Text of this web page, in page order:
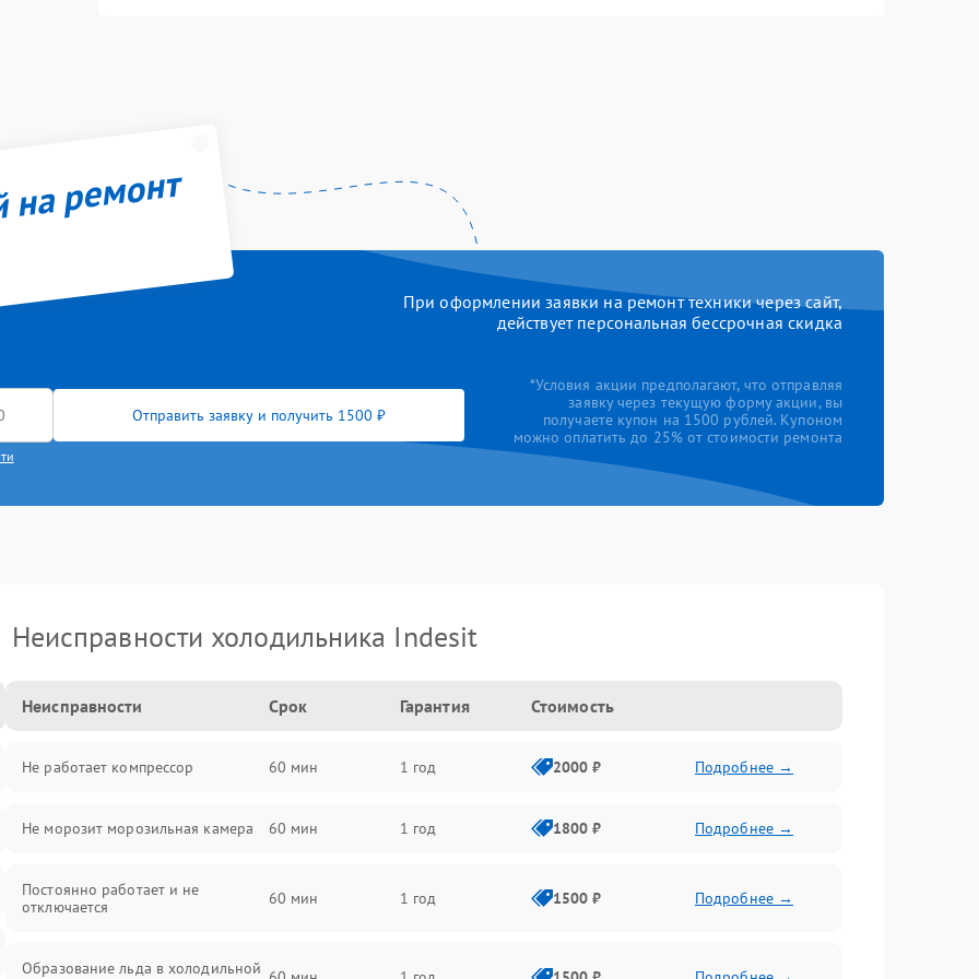
ремонт
При оформлении заявки на ремонт техники через сайт,
действует персональная бессрочная скидка
Отправить заявку и получить 1500 ₽
*Условия акции предполагают, что отправляя
заявку через текущую форму акции, вы
получаете купон на 1500 рублей. Купоном
можно оплатить до 25% от стоимости ремонта
Неисправности холодильника Indesit
Неисправности Срок Гарантия Стоимость
Не работает компрессор 60 мин 1 год 2000 ₽ Подробнее →
Не морозит морозильная камера 60 мин 1 год 1800 ₽ Подробнее →
Постоянно работает и не
отключается
60 мин 1 год 1500 ₽ Подробнее →
Образование льда в холодильной